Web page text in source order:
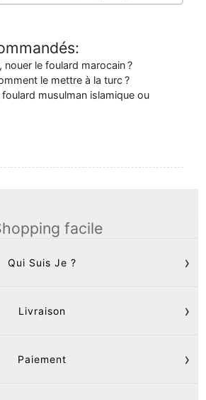
le foulard marocain ?
le mettre à la turc ?
musulman islamique ou
facile
Qui Suis Je ?
Livraison
Paiement